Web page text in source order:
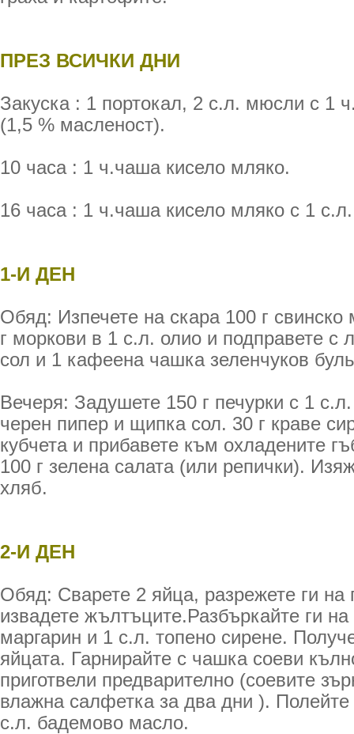
ПРЕЗ ВСИЧКИ ДНИ
Закуска : 1 портокал, 2 с.л. мюсли с 1
(1,5 % масленост).
10 часа : 1 ч.чаша кисело мляко.
16 часа : 1 ч.чаша кисело мляко с 1
1-И ДЕН
Обяд: Изпечете на скара 100 г
г моркови в 1 с.л. олио и подправете с
сол и 1 кафеена чашка зеленчуков
Вечеря: Задушете 150 г печурки с 1
черен пипер и щипка сол. 30 г краве
кубчета и прибавете към охладените
100 г зелена салата (или репички).
хляб.
2-И ДЕН
Обяд: Сварете 2 яйца, разрежете ги на
извадете жълтъците.Разбъркайте ги
маргарин и 1 с.л. топено сирене.
яйцата. Гарнирайте с чашка соеви
приготвели предварително (соевите
влажна салфетка за два дни ).
с.л. бадемово масло.